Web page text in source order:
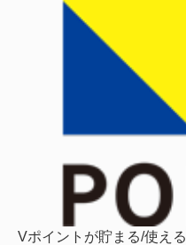
Vポイントが貯まる/使える